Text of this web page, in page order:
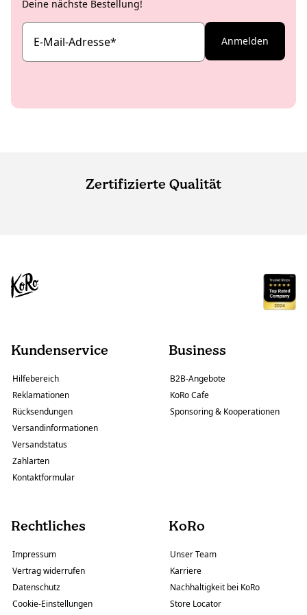
Deine nächste Bestellung!
E-Mail-Adresse* Anmelden
Zertifizierte Qualität
Kundenservice
Hilfebereich
Reklamationen
Rücksendungen
Versandinformationen
Versandstatus
Zahlarten
Kontaktformular
Business
B2B-Angebote
KoRo Cafe
Sponsoring & Kooperationen
Rechtliches
Impressum
Vertrag widerrufen
Datenschutz
Cookie-Einstellungen
KoRo
Unser Team
Karriere
Nachhaltigkeit bei KoRo
Store Locator